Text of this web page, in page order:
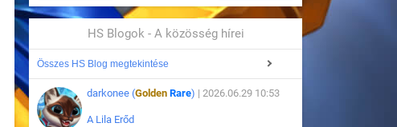
HS Blogok - A közösség hírei
Összes HS Blog megtekintése
darkonee (Golden Rare) | 2026.06.29 10:53
A Lila Erőd